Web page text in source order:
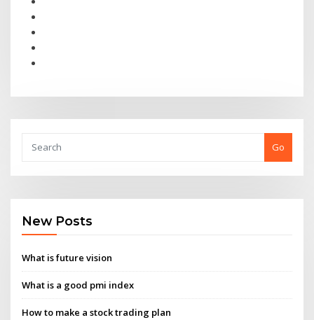
Go
New Posts
What is future vision
What is a good pmi index
How to make a stock trading plan